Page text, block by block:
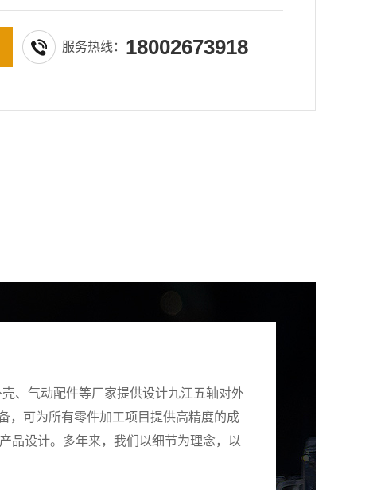
服务热线： 18002673918
、气动配件等厂家提供设计九江五轴对外
，可为所有零件加工项目提供高精度的成
品设计。多年来，我们以细节为理念，以